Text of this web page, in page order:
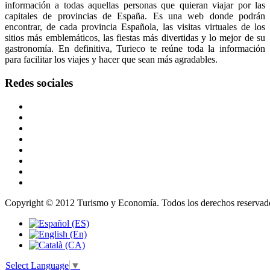
información a todas aquellas personas que quieran viajar por las
capitales de provincias de España. Es una web donde podrán
encontrar, de cada provincia Española, las visitas virtuales de los
sitios más emblemáticos, las fiestas más divertidas y lo mejor de su
gastronomía. En definitiva, Turieco te reúne toda la información
para facilitar los viajes y hacer que sean más agradables.
Redes sociales
Copyright © 2012 Turismo y Economía. Todos los derechos
Select Language ▼